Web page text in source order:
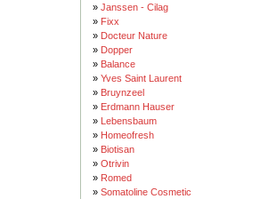
» Janssen - Cilag
» Fixx
» Docteur Nature
» Dopper
» Balance
» Yves Saint Laurent
» Bruynzeel
» Erdmann Hauser
» Lebensbaum
» Homeofresh
» Biotisan
» Otrivin
» Romed
» Somatoline Cosmetic